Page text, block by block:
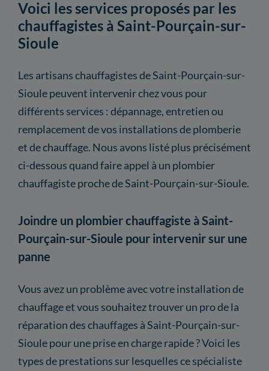
Voici les services proposés par les
chauffagistes à Saint-Pourçain-sur-
Sioule
Les artisans chauffagistes de Saint-Pourçain-sur-
Sioule peuvent intervenir chez vous pour
différents services : dépannage, entretien ou
remplacement de vos installations de plomberie
et de chauffage. Nous avons listé plus précisément
ci-dessous quand faire appel à un plombier
chauffagiste proche de Saint-Pourçain-sur-Sioule.
Joindre un plombier chauffagiste à Saint-
Pourçain-sur-Sioule pour intervenir sur une
panne
Vous avez un problème avec votre installation de
chauffage et vous souhaitez trouver un pro de la
réparation des chauffages à Saint-Pourçain-sur-
Sioule pour une prise en charge rapide ? Voici les
types de prestations sur lesquelles ce spécialiste